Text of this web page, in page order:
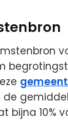
bijna 10%